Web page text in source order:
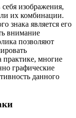
изображения,
их комбинации.
знака является его
внимание
позволяют
практике, многие
графические
данного